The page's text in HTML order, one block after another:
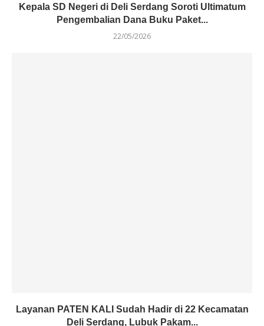
Kepala SD Negeri di Deli Serdang Soroti Ultimatum
Pengembalian Dana Buku Paket...
22/05/2026
Layanan PATEN KALI Sudah Hadir di 22 Kecamatan
Deli Serdang, Lubuk Pakam...